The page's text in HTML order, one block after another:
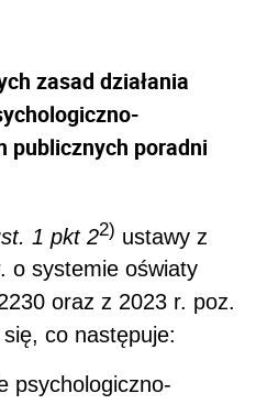
zasad działania
publicznych poradni
1 pkt 22) ustawy z
o systemie oświaty
oraz z 2023 r. poz.
co następuje:
psychologiczno-